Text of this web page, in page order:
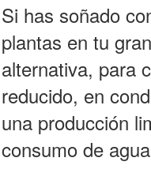
Si has soñado
plantas en tu
alternativa, para
reducido, en
una producción
consumo de